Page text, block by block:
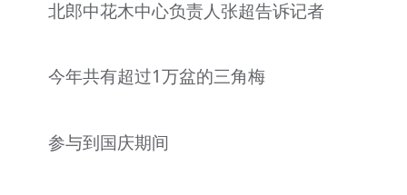
北郎中花木中心负责人张超告诉记者
今年共有超过1万盆的三角梅
参与到国庆期间